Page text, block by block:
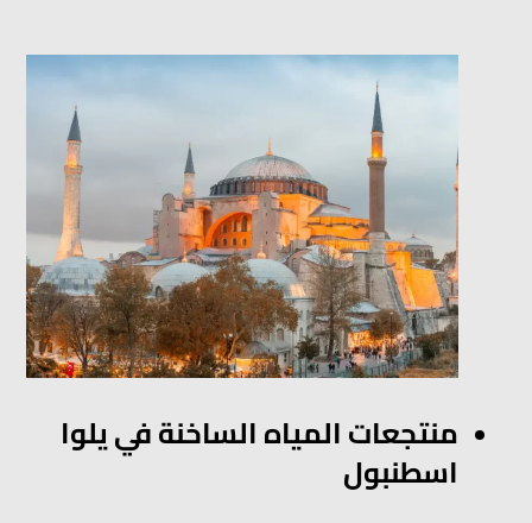
منتجعات المياه الساخنة في يلوا
اسطنبول